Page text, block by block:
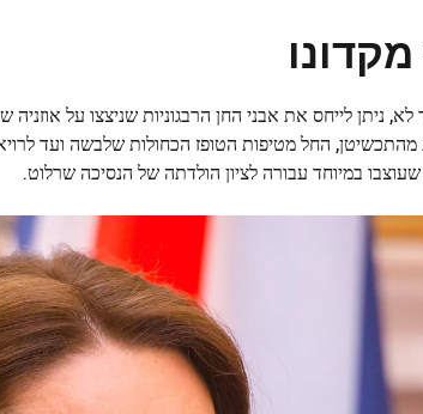
מקדונו
ניתן לייחס את אבני החן הרבגוניות שניצצו על
יש לפחות 20 זוגות מהתכשיטן, החל מטיפות הטופז הכחולות
במיוחד עבורה לציון הולדתה של הנסיכה שרלוט.